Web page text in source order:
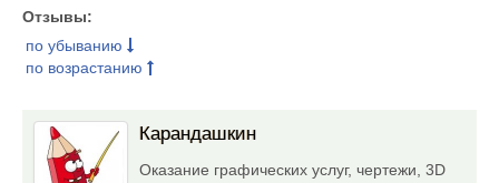
Отзывы:
по убыванию
по возрастанию
Карандашкин
Оказание графических услуг, чертежи, 3D